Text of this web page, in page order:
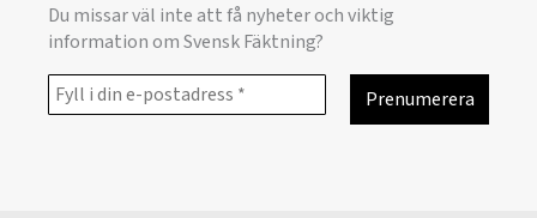
Du missar väl inte att få nyheter och viktig
information om Svensk Fäktning?